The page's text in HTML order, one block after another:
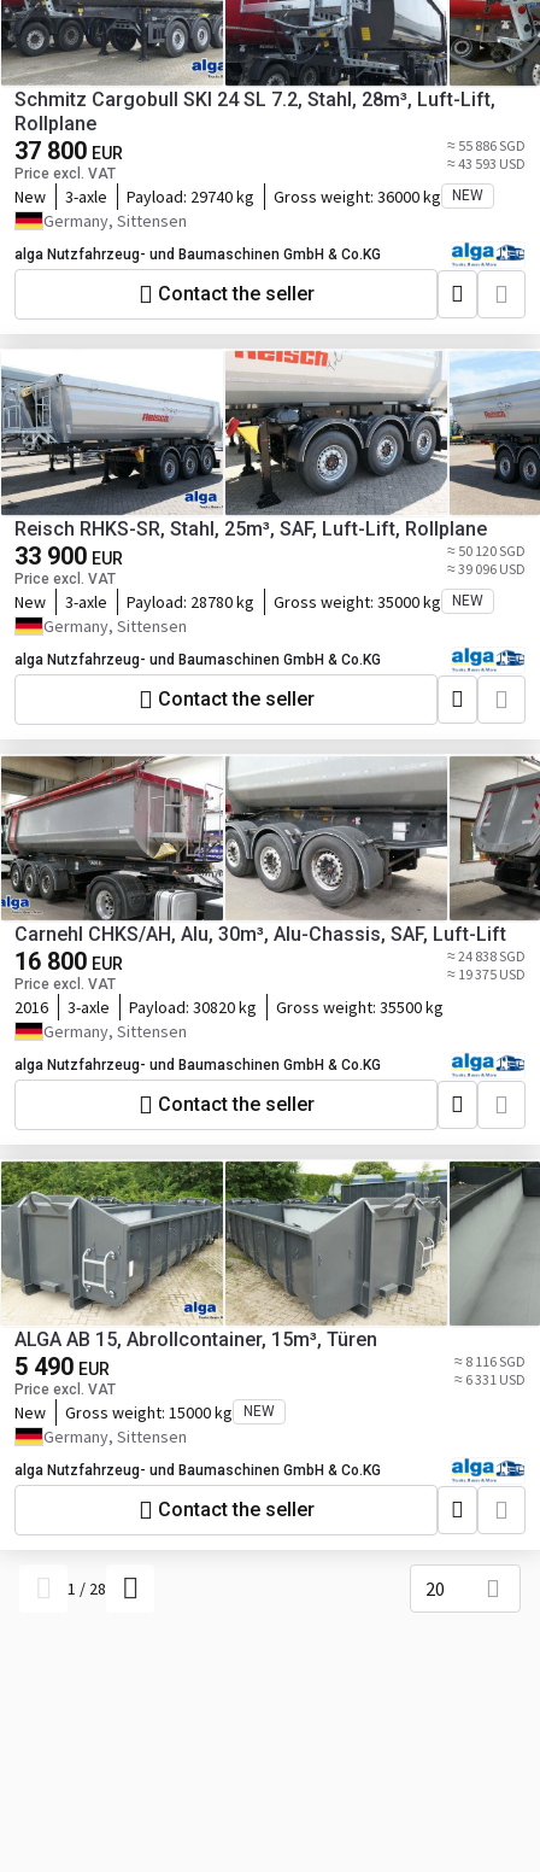
Schmitz Cargobull SKI 24 SL 7.2, Stahl, 28m³, Luft-Lift,
Rollplane
37 800 EUR
Price excl. VAT
≈ 55 886 SGD
≈ 43 593 USD
New 3-axle Payload: 29740 kg Gross weight: 36000 kg NEW
Germany, Sittensen
alga Nutzfahrzeug- und Baumaschinen GmbH & Co.KG
Contact the seller
Reisch RHKS-SR, Stahl, 25m³, SAF, Luft-Lift, Rollplane
33 900 EUR
Price excl. VAT
≈ 50 120 SGD
≈ 39 096 USD
New 3-axle Payload: 28780 kg Gross weight: 35000 kg NEW
Germany, Sittensen
alga Nutzfahrzeug- und Baumaschinen GmbH & Co.KG
Contact the seller
Carnehl CHKS/AH, Alu, 30m³, Alu-Chassis, SAF, Luft-Lift
16 800 EUR
Price excl. VAT
≈ 24 838 SGD
≈ 19 375 USD
2016 3-axle Payload: 30820 kg Gross weight: 35500 kg
Germany, Sittensen
alga Nutzfahrzeug- und Baumaschinen GmbH & Co.KG
Contact the seller
ALGA AB 15, Abrollcontainer, 15m³, Türen
5 490 EUR
Price excl. VAT
≈ 8 116 SGD
≈ 6 331 USD
New Gross weight: 15000 kg NEW
Germany, Sittensen
alga Nutzfahrzeug- und Baumaschinen GmbH & Co.KG
Contact the seller
1 / 28 20